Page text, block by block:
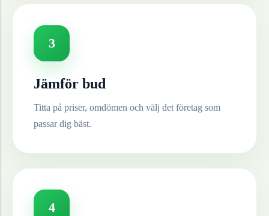
3
Jämför bud
Titta på priser, omdömen och välj det företag som
passar dig bäst.
4